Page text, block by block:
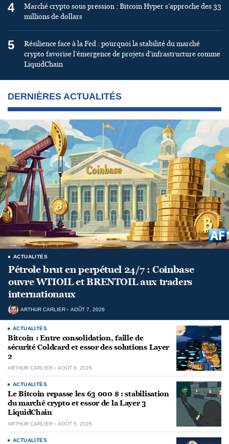
4
Marché crypto sous pression : Bitcoin Hyper s’approche des 33
millions de dollars
5
Résilience face à la Fed : pourquoi la stabilité du marché
crypto favorise l’émergence de projets d’infrastructure comme
LiquidChain
DERNIÈRES ACTUALITÉS
ACTUALITÉS
Pétrole brut en perpétuel 24/7 : Coinbase
ouvre WTIOIL et BRENTOIL aux traders
internationaux
ARTHUR CARLIER AOÛT 7, 2026
ACTUALITÉS
Bitcoin : Entre consolidation, faille de
sécurité Coldcard et essor des solutions Layer
2
ARTHUR CARLIER AOÛT 6, 2026
ACTUALITÉS
Le Bitcoin repasse les 63 000 $ : stabilisation
du marché crypto et essor de la Layer 3
LiquidChain
ARTHUR CARLIER AOÛT 5, 2026
ACTUALITÉS